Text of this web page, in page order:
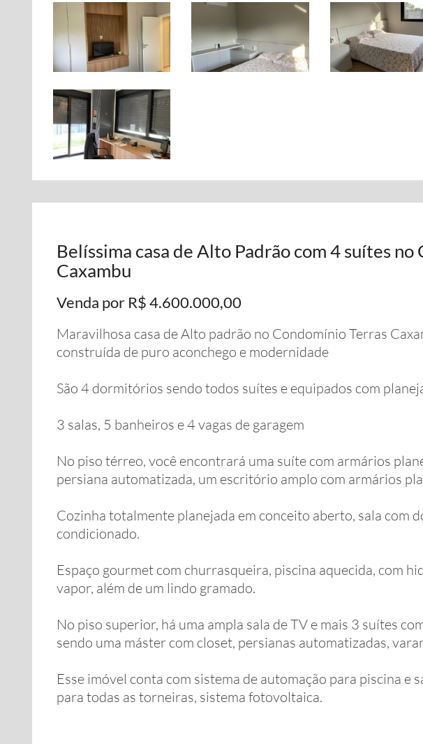
Belíssima casa de Alto Padrão com 4 suítes
Caxambu
Venda por R$ 4.600.000,00
Maravilhosa casa de Alto padrão no Condomínio Terras
construída de puro aconchego e modernidade
São 4 dormitórios sendo todos suítes e equipados com
3 salas, 5 banheiros e 4 vagas de garagem
No piso térreo, você encontrará uma suíte com armários
persiana automatizada, um escritório amplo com armários
Cozinha totalmente planejada em conceito aberto, sala com
condicionado.
Espaço gourmet com churrasqueira, piscina aquecida, com
vapor, além de um lindo gramado.
No piso superior, há uma ampla sala de TV e mais 3 suítes
sendo uma máster com closet, persianas automatizadas,
Esse imóvel conta com sistema de automação para piscina e
para todas as torneiras, sistema fotovoltaica.